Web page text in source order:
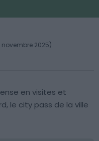
novembre 2025)
en visites et
le city pass de la ville